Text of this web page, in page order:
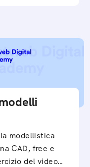
modellistica
CAD, free e
del video…